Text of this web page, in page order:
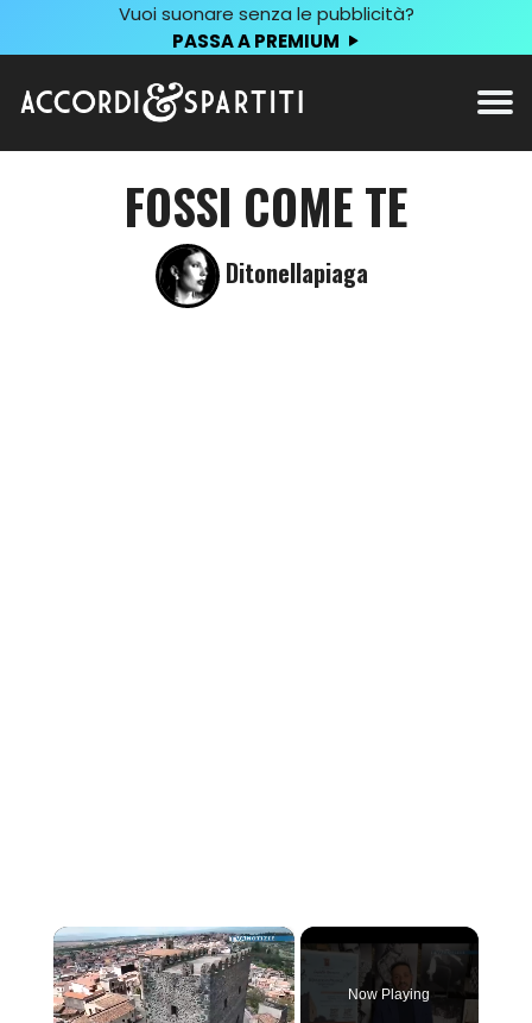
Vuoi suonare senza le pubblicità?
PASSA A PREMIUM
FOSSI COME TE
Ditonellapiaga
×
Now Playing